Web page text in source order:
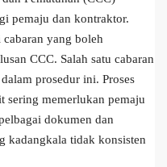
pemaju dan kontraktor.
yang boleh
CCC. Salah satu cabaran
prosedur ini. Proses
sering memerlukan pemaju
dokumen dan
kadangkala tidak konsisten